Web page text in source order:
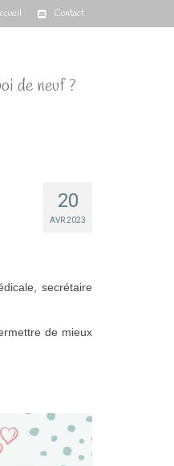
Contact
de neuf ?
20
AVR 2023
secrétaire
de mieux